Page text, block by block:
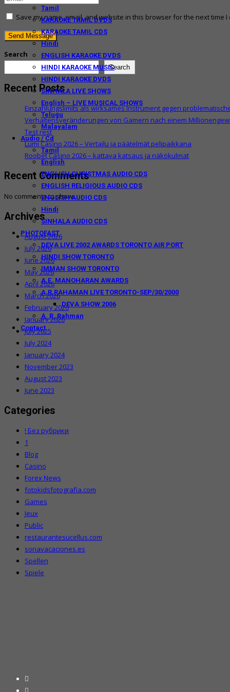
Tamil
KARAOKE TAMIL DVDS
KARAOKE TAMIL CDS
Hindi
ENGLISH KARAOKE DVDS
HINDI KARAOKE MUSIC
HINDI KARAOKE DVDS
SINHALA LIVE SHOWS
English – LIVE MUSICAL SHOWS
Telugu
Malayalam
Audio / Cd
Tamil
English
ENGLISH CHRISTMAS AUDIO CDS
ENGLISH RELIGIOUS AUDIO CDS
ENGLISH AUDIO CDS
Hindi
SINHALA AUDIO CDS
PHOTOFAST
DEVA LIVE 2002 AWARDS TORONTO AIR PORT
HINDI SHOW TORONTO
IMMAN SHOW TORONTO
A.E. MANOHARAN AWARDS
A.R.RAHAMAN LIVE TORONTO-SEP/30/2000
DEVA SHOW 2006
A. R. Rahman
Contact
Save my name, email, and website in this browser for the next time I
Search
Search
Recent Posts
Einzahlungslimits als wirksames Instrument gegen
Verhaltensveränderungen von Gamern nach einem
Test rest
Lumi Casino 2026 – Vertailu ja päätelmät pelipaikkana
Roobet Casino 2026 – kattava katsaus ja näkökulmat
Recent Comments
No comments to show.
Archives
August 2026
July 2026
June 2026
May 2026
April 2026
March 2026
February 2026
January 2026
July 2025
July 2024
January 2024
November 2023
August 2023
June 2023
Categories
! Без рубрики
1
Blog
Casino
Forex News
fotokidsfotografia.com
Games
Jeux
Public
restaurantesucellus.com
soriavacaciones.es
Spellen
Spiele